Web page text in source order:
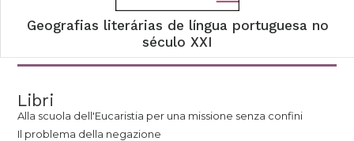
Geografias literárias de língua portuguesa no
século XXI
Libri
Alla scuola dell'Eucaristia per una missione senza confini
Il problema della negazione